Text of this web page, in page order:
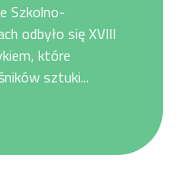
Szkolno-
odbyło się XVIII
które
sztuki...